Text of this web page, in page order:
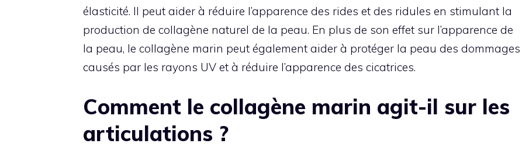
élasticité. Il peut aider à réduire l’apparence des rides et des ridules en stimulant la
production de collagène naturel de la peau. En plus de son effet sur l’apparence de
la peau, le collagène marin peut également aider à protéger la peau des dommages
causés par les rayons UV et à réduire l’apparence des cicatrices.
Comment le collagène marin agit-il sur les
articulations ?